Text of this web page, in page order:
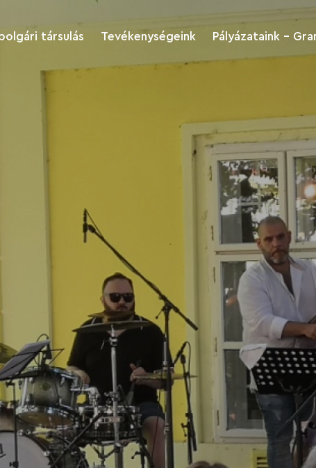
társulás Tevékenységeink
Kukkonia
Kukkonia kultúra és
Kukkonia Caritas
Pályázataink -
Dokumentumok
letöltése